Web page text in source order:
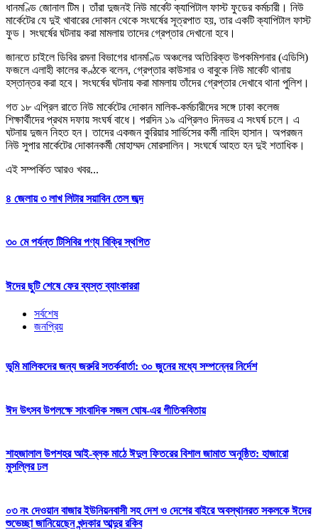
ধানমণ্ডি জোনাল টিম। তাঁরা দুজনই নিউ মার্কেট ক্যাপিটাল ফাস্ট ফুডের কর্মচারী। নিউ
মার্কেটের যে দুই খাবারের দোকান থেকে সংঘর্ষের সূত্রপাত হয়, তার একটি ক্যাপিটাল ফাস্ট
ফুড। সংঘর্ষের ঘটনায় করা মামলায় তাদের গ্রেপ্তার দেখানো হবে।
জানতে চাইলে ডিবির রমনা বিভাগের ধানমণ্ডি অঞ্চলের অতিরিক্ত উপকমিশনার (এডিসি)
ফজলে এলাহী কালের কণ্ঠকে বলেন, গ্রেপ্তার কাউসার ও বাবুকে নিউ মার্কেট থানায়
হস্তান্তর করা হবে। সংঘর্ষের ঘটনায় করা মামলায় তাঁদের গ্রেপ্তার দেখাবে থানা পুলিশ।
গত ১৮ এপ্রিল রাতে নিউ মার্কেটের দোকান মালিক-কর্মচারীদের সঙ্গে ঢাকা কলেজ
শিক্ষার্থীদের প্রথম দফায় সংঘর্ষ বাধে। পরদিন ১৯ এপ্রিলও দিনভর এ সংঘর্ষ চলে। এ
ঘটনায় দুজন নিহত হন। তাদের একজন কুরিয়ার সার্ভিসের কর্মী নাহিদ হাসান। অপরজন
নিউ সুপার মার্কেটের দোকানকর্মী মোহাম্মদ মোরসালিন। সংঘর্ষে আহত হন দুই শতাধিক।
এই সম্পর্কিত আরও খবর...
৪ জেলায় ৩ লাখ লিটার সয়াবিন তেল জব্দ
৩০ মে পর্যন্ত টিসিবির পণ্য বিক্রি স্থগিত
ঈদের ছুটি শেষে ফের ব্যস্ত ব্যাংকাররা
সর্বশেষ
জনপ্রিয়
ভূমি মালিকদের জন্য জরুরি সতর্কবার্তা: ৩০ জুনের মধ্যে সম্পন্নের নির্দেশ
ঈদ উৎসব উপলক্ষে সাংবাদিক সজল ঘোষ-এর গীতিকবিতায়
শাহজালাল উপশহর আই-ব্লক মাঠে ঈদুল ফিতরের বিশাল জামাত অনুষ্ঠিত: হাজারো
মুসল্লির ঢল
০৩ নং দেওয়ান বাজার ইউনিয়নবাসী সহ দেশ ও দেশের বাইরে অবস্থানরত সকলকে ঈদের
শুভেচ্ছা জানিয়েছেন খন্দকার আব্দুর রকিব